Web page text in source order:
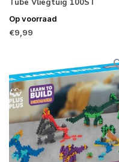
Tube Vliegtuig 100ST
Op voorraad
€9,99